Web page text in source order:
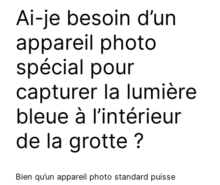
Ai-je besoin d’un
appareil photo
spécial pour
capturer la lumière
bleue à l’intérieur
de la grotte ?
Bien qu’un appareil photo standard puisse